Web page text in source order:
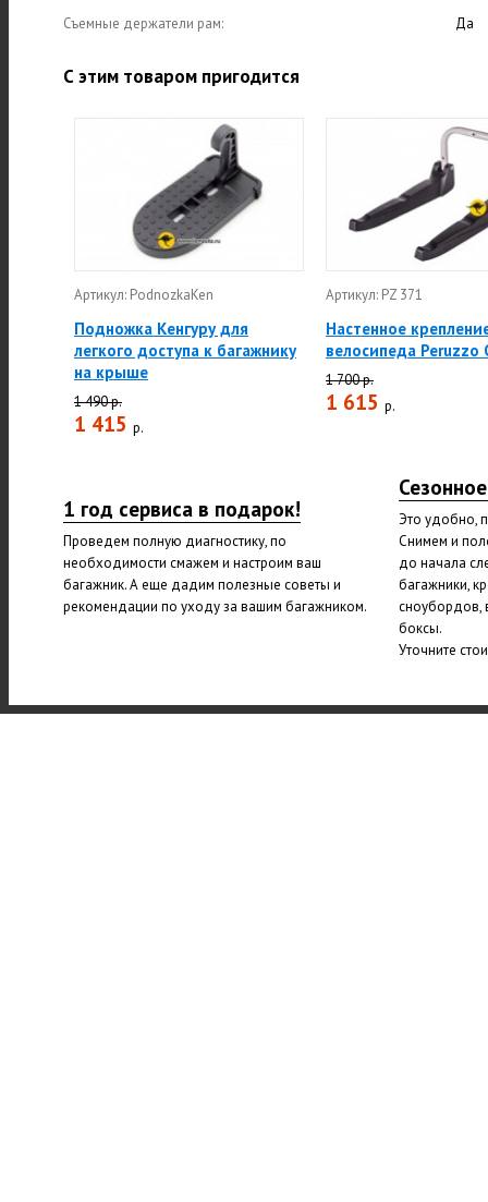
Съемные держатели рам: Да
С этим товаром пригодится
Артикул: PodnozkaKen
Подножка Кенгуру для
легкого доступа к багажнику
на крыше
1 490 р.
1 415 р.
Артикул: PZ 371
Настенное
велосипеда Peruzzo
1 700 р.
1 615 р.
1 год сервиса в подарок!
Проведем полную диагностику, по
необходимости смажем и настроим ваш
багажник. А еще дадим полезные советы и
рекомендации по уходу за вашим багажником.
Это удобно,
Снимем и
до начала
багажники,
сноубордов,
боксы.
Уточните